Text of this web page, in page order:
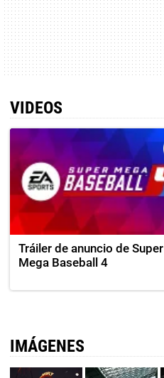
VIDEOS
Tráiler de anuncio de Super
Mega Baseball 4
IMÁGENES